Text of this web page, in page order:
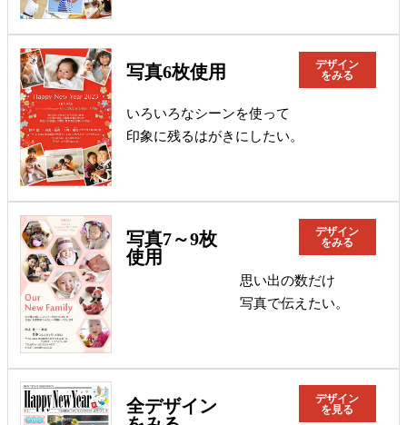
写真6枚使用
デザイン
をみる
いろいろなシーンを使って
印象に残るはがきにしたい。
写真7～9枚
使用
デザイン
をみる
思い出の数だけ
写真で伝えたい。
全デザイン
デザイン
を見る